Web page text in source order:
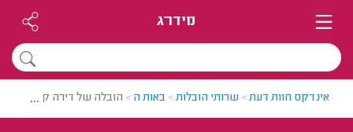
מידרג
אינדקס חוות דעת> שרותי הובלות> באות ה > הובלה של דירה קטנה | דף
...